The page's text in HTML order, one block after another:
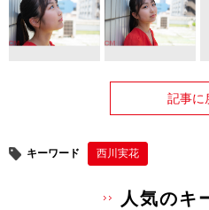
記事に
キーワード 西川実花
人気のキ